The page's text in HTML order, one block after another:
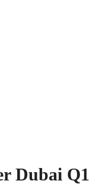
Dubai Q1